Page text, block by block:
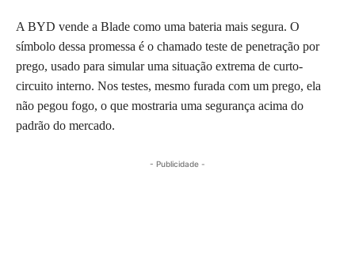
A BYD vende a Blade como uma bateria mais segura. O
símbolo dessa promessa é o chamado teste de penetração por
prego, usado para simular uma situação extrema de curto-
circuito interno. Nos testes, mesmo furada com um prego, ela
não pegou fogo, o que mostraria uma segurança acima do
padrão do mercado.
- Publicidade -